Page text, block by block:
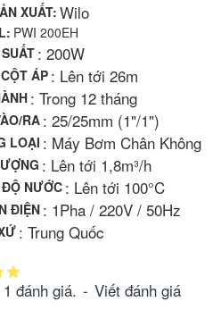
XUẤT: Wilo
PWI 200EH
: 200W
ÁP: Lên tới 26m
: Trong 12 tháng
RA : 25/25mm (1"/1")
LOẠI : Máy Bơm Chân Không
: Lên tới 1,8m³/h
ĐỘ NƯỚC : Lên tới 100°C
ĐIỆN : 1Pha / 220V / 50Hz
: Trung Quốc
đánh giá. - Viết đánh giá